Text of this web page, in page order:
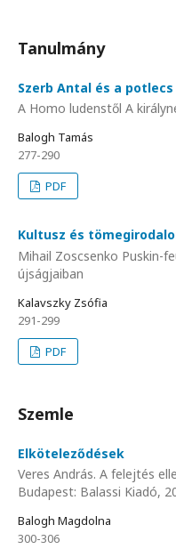
Tanulmány
Szerb Antal és a potlecs
A Homo ludenstől A
Balogh Tamás
277-290
PDF
Kultusz és
Mihail Zoscsenko Puskin-
újságjaiban
Kalavszky Zsófia
291-299
PDF
Szemle
Elköteleződések
Veres András. A felejtés
Budapest: Balassi Kiadó,
Balogh Magdolna
300-306